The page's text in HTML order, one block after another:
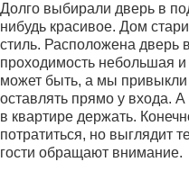
Долго выбирали дверь в
нибудь красивое. Дом
стиль. Расположена дверь
проходимость небольшая
может быть, а мы привыкли
оставлять прямо у входа.
в квартире держать.
потратиться, но выглядит
гости обращают внимание.